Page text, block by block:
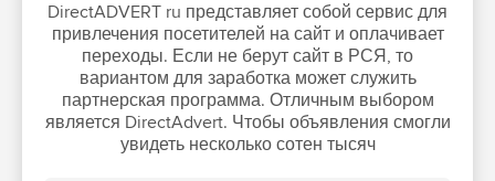
DirectADVERT ru представляет собой сервис для
привлечения посетителей на сайт и оплачивает
переходы. Если не берут сайт в РСЯ, то
вариантом для заработка может служить
партнерская программа. Отличным выбором
является DirectAdvert. Чтобы объявления смогли
увидеть несколько сотен тысяч